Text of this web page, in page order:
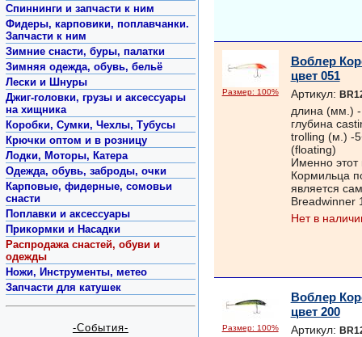
Размер: 100%
Воблер
цвет 051
Артикул:
длина (мм.) -
глубина
trolling (м.) -
(floating)
Именно этот
Кормильца
является
Breadwinner
Нет в
Размер: 100%
Воблер
цвет 200
Артикул:
Спиннинги и запчасти к ним
Фидеры, карповики, поплавчанки.
Запчасти к ним
Зимние снасти, буры, палатки
Зимняя одежда, обувь, бельё
Лески и Шнуры
Джиг-головки, грузы и аксессуары
на хищника
Коробки, Сумки, Чехлы, Тубусы
Крючки оптом и в розницу
Лодки, Моторы, Катера
Одежда, обувь, заброды, очки
Карповые, фидерные, сомовьи
снасти
Поплавки и аксессуары
Прикормки и Насадки
Распродажа снастей, обуви и
одежды
Ножи, Инструменты, метео
Запчасти для катушек
-События-